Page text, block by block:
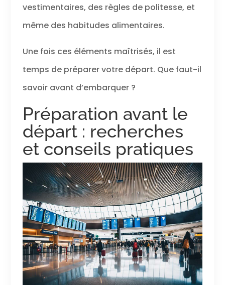
vestimentaires, des règles de politesse, et
même des habitudes alimentaires.
Une fois ces éléments maîtrisés, il est
temps de préparer votre départ. Que faut-il
savoir avant d’embarquer ?
Préparation avant le
départ : recherches
et conseils pratiques